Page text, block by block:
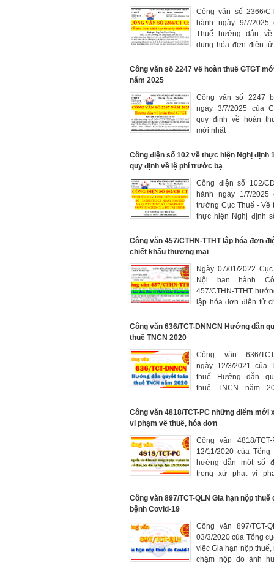
Công văn số 2366/
hành ngày 9/7/2025
Thuế hướng dẫn
dụng hóa đơn điện
Công văn số 2247 về hoàn thuế GTGT
năm 2025
Công văn số 2247
ngày 3/7/2025 của
quy định về hoàn
mới nhất
Công điện số 102 về thực hiện Nghị định
quy định về lệ phí trước bạ
Công điện số 102/
hành ngày 1/7/2025
trưởng Cục Thuế - Về
thực hiện Nghị định
30/6/2025
Công văn 457/CTHN-TTHT lập hóa đơn
chiết khấu thương mại
Ngày 07/01/2022
Nội ban hành
457/CTHN-TTHT
lập hóa đơn điện tử
Nghị định 123/2020/
Công văn 636/TCT-DNNCN Hướng dẫn
thuế TNCN 2020
Công văn 636/
ngày 12/3/2021 của
thuế Hướng dẫn
thuế TNCN năm
quyết toán, thời hạn
Công văn 4818/TCT-PC những điểm mới
vi phạm về thuế, hóa đơn
Công văn 4818/
12/11/2020 của Tổng
hướng dẫn một số
trong xử phạt vi
định số 125/2020/NĐ-
Công văn 897/TCT-QLN Gia hạn nộp thuế
bệnh Covid-19
Công văn 897/TCT-
03/3/2020 của Tổng
việc Gia hạn nộp thuế,
chậm nộp do ảnh